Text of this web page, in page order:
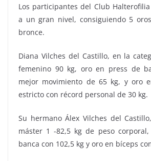
Los participantes del Club
a un gran nivel, consiguiendo 5
bronce.
Diana Vilches del Castillo, en la
femenino 90 kg, oro en press de
mejor movimiento de 65 kg, y oro
estricto con récord personal de 30 kg.
Su hermano Álex Vilches del
máster 1 -82,5 kg de peso
banca con 102,5 kg y oro en bíceps